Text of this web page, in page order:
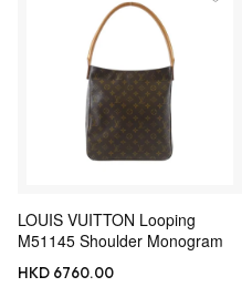
LOUIS VUITTON Looping
M51145 Shoulder Monogram
HKD 6760.00